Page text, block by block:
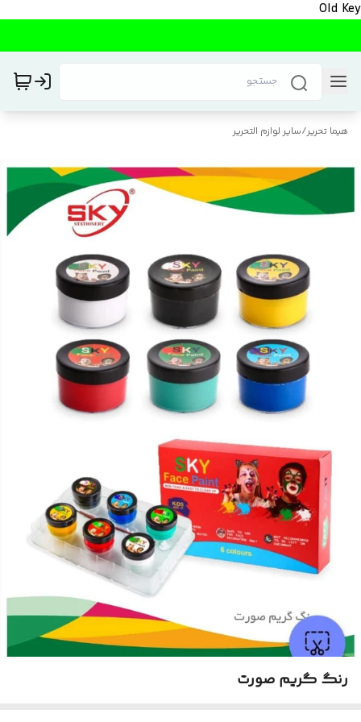
Old Key
هیما تحریر/سایر لوازم التحریر
رنگ گریم صورت